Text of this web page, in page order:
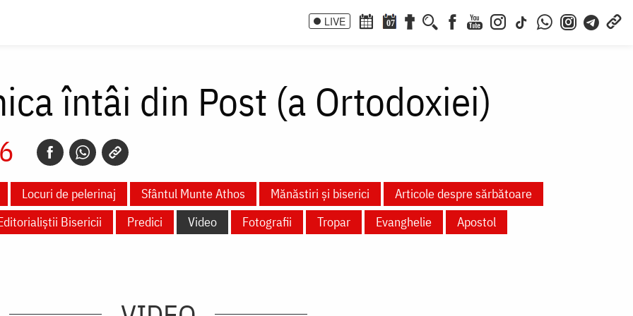
LIVE 07
întâi din Post (a Ortodoxiei)
Locuri de pelerinaj Sfântul Munte Athos Mănăstiri și biserici
Articole despre sărbătoare
Bisericii Predici Video Fotografii Tropar Evanghelie Apostol